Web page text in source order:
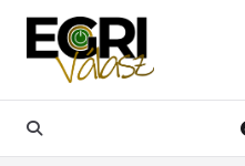
Skip
content